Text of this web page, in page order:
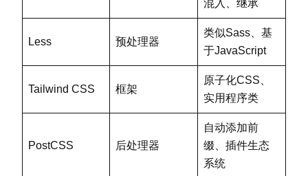
混入、继承
Less 预处理器
类似Sass、基
于JavaScript
Tailwind CSS 框架
原子化CSS、
实用程序类
PostCSS 后处理器
自动添加前
缀、插件生态
系统